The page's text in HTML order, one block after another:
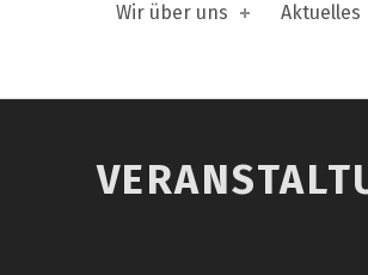
Wir über uns Aktuelles